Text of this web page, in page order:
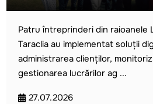
Patru întreprinderi din raioanele
Taraclia au implementat soluții
administrarea clienților,
gestionarea lucrărilor ag ...
27.07.2026